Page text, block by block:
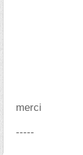
merci
-----